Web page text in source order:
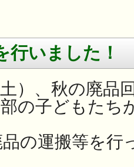
行いました！
）、秋の廃品
の子どもたち
の運搬等を行